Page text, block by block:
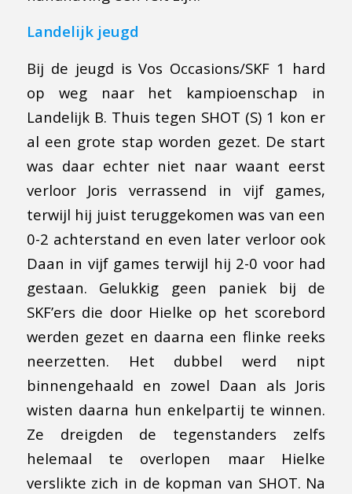
Landelijk jeugd
Bij de jeugd is Vos Occasions/SKF 1 hard
op weg naar het kampioenschap in
Landelijk B. Thuis tegen SHOT (S) 1 kon er
al een grote stap worden gezet. De start
was daar echter niet naar waant eerst
verloor Joris verrassend in vijf games,
terwijl hij juist teruggekomen was van een
0-2 achterstand en even later verloor ook
Daan in vijf games terwijl hij 2-0 voor had
gestaan. Gelukkig geen paniek bij de
SKF’ers die door Hielke op het scorebord
werden gezet en daarna een flinke reeks
neerzetten. Het dubbel werd nipt
binnengehaald en zowel Daan als Joris
wisten daarna hun enkelpartij te winnen.
Ze dreigden de tegenstanders zelfs
helemaal te overlopen maar Hielke
verslikte zich in de kopman van SHOT. Na